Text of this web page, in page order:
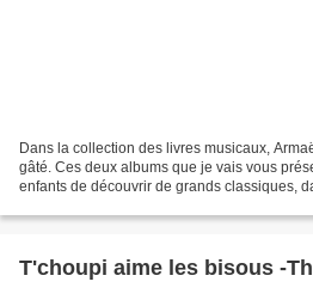
Dans la collection des livres musicaux,
gâté. Ces deux albums que je vais vous
enfants de découvrir de grands classiques,
T'choupi aime les bisous -